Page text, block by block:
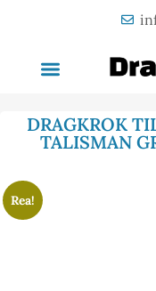
DRAGKROK
TALISMAN
Rea!